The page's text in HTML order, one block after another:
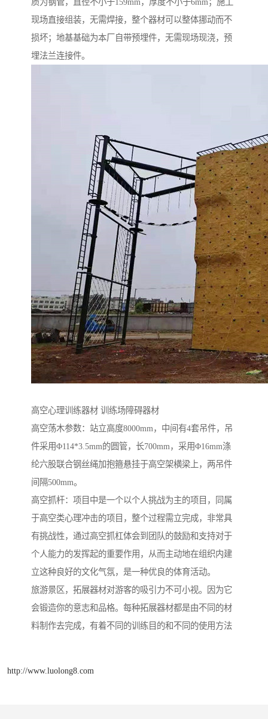
质为钢管，直径不小于159mm，厚度不小于6mm；施工
现场直接组装，无需焊接，整个器材可以整体挪动而不
损坏；地基基础为本厂自带预埋件，无需现场现浇，预
埋法兰连接件。
高空心理训练器材 训练场障碍器材
高空荡木参数：站立高度8000mm，中间有4套吊件，吊
件采用Φ114*3.5mm的圆管，长700mm，采用Φ16mm涤
纶六股联合钢丝绳加抱箍悬挂于高空架横梁上，两吊件
间隔500mm。
高空抓杆：项目中是一个以个人挑战为主的项目，同属
于高空类心理冲击的项目，整个过程需立完成，非常具
有挑战性，通过高空抓杠体会到团队的鼓励和支持对于
个人能力的发挥起的重要作用，从而主动地在组织内建
立这种良好的文化气氛，是一种优良的体育活动。
旅游景区，拓展器材对游客的吸引力不可小视。因为它
会锻造你的意志和品格。每种拓展器材都是由不同的材
料制作去完成，有着不同的训练目的和不同的使用方法
http://www.luolong8.com